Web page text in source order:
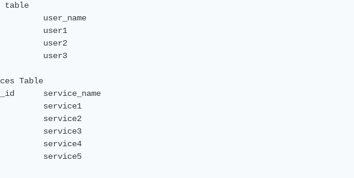
table
Table
5		service5